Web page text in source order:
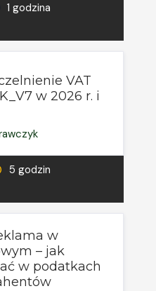
1 godzina
VAT
w 2026 r. i
5 godzin
w
– jak
w podatkach